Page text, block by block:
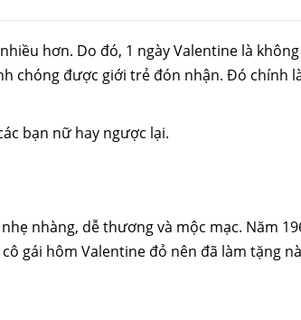
hơn. Do đó, 1 ngày Valentine là
chóng được giới trẻ đón nhận. Đó chính
bạn nữ hay ngược lại.
nhàng, dễ thương và mộc mạc. Năm
gái hôm Valentine đỏ nên đã làm tặng